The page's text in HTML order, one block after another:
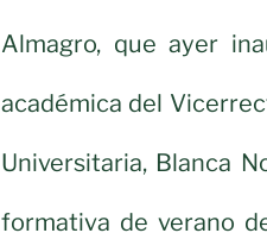
Almagro, que ayer
académica del
Universitaria, Blanca
formativa de verano